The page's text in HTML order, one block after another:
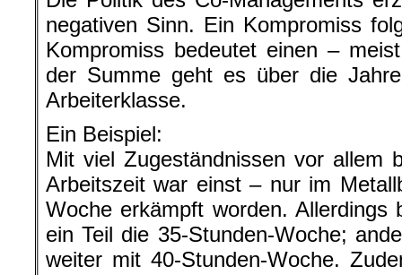
negativen Sinn. Ein Kompromiss
Kompromiss bedeutet einen –
der Summe geht es über die
Arbeiterklasse.
Ein Beispiel:
Mit viel Zugeständnissen vor allem
Arbeitszeit war einst – nur im
Woche erkämpft worden. Allerdings
ein Teil die 35-Stunden-Woche;
weiter mit 40-Stunden-Woche.